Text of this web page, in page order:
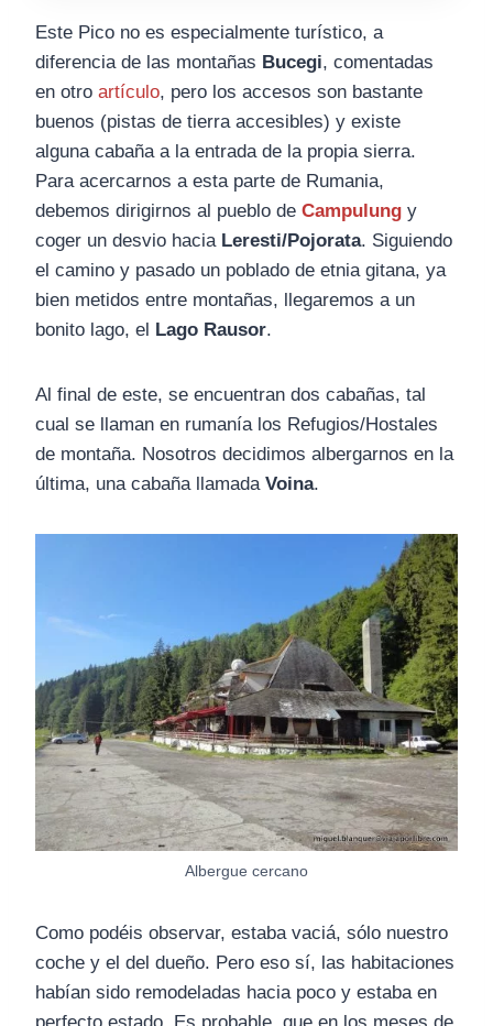
Este Pico no es especialmente turístico, a
diferencia de las montañas Bucegi, comentadas
en otro artículo, pero los accesos son bastante
buenos (pistas de tierra accesibles) y existe
alguna cabaña a la entrada de la propia sierra.
Para acercarnos a esta parte de Rumania,
debemos dirigirnos al pueblo de Campulung y
coger un desvio hacia Leresti/Pojorata. Siguiendo
el camino y pasado un poblado de etnia gitana, ya
bien metidos entre montañas, llegaremos a un
bonito lago, el
Lago Rausor.
Al final de este, se encuentran dos cabañas, tal
cual se llaman en rumanía los Refugios/Hostales
de montaña. Nosotros decidimos albergarnos en la
última, una cabaña llamada Voina.
Albergue cercano
Como podéis observar, estaba vaciá, sólo nuestro
coche y el del dueño. Pero eso sí, las habitaciones
habían sido remodeladas hacia poco y estaba en